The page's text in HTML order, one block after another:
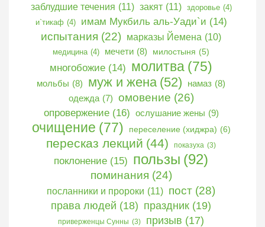
заблудшие течения (11) закят (11) здоровье (4)
и`тикаф (4) имам Мукбиль аль-Уади`и (14)
испытания (22) марказы Йемена (10)
медицина (4) мечети (8) милостыня (5)
многобожие (14) молитва (75)
мольбы (8) муж и жена (52) намаз (8)
одежда (7) омовение (26)
опровержение (16) ослушание жены (9)
очищение (77) переселение (хиджра) (6)
пересказ лекций (44) показуха (3)
поклонение (15) пользы (92)
поминания (24)
посланники и пророки (11) пост (28)
права людей (18) праздник (19)
приверженцы Сунны (3) призыв (17)